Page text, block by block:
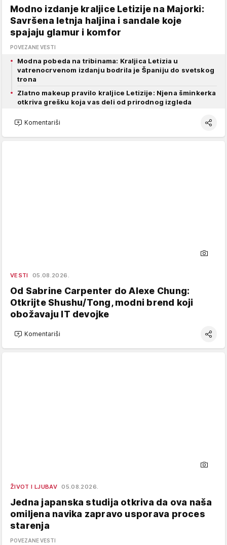
Modno izdanje kraljice Letizije na Majorki:
Savršena letnja haljina i sandale koje
spajaju glamur i komfor
POVEZANE VESTI
Modna pobeda na tribinama: Kraljica Letizia u
vatrenocrvenom izdanju bodrila je Španiju do svetskog
trona
Zlatno makeup pravilo kraljice Letizije: Njena šminkerka
otkriva grešku koja vas deli od prirodnog izgleda
Komentariši
VESTI 05.08.2026.
Od Sabrine Carpenter do Alexe Chung:
Otkrijte Shushu/Tong, modni brend koji
obožavaju IT devojke
Komentariši
ŽIVOT I LJUBAV 05.08.2026.
Jedna japanska studija otkriva da ova naša
omiljena navika zapravo usporava proces
starenja
POVEZANE VESTI